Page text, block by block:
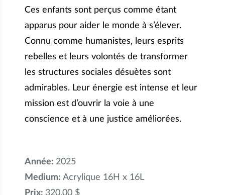
Ces enfants sont perçus comme étant
apparus pour aider le monde à s’élever.
Connu comme humanistes, leurs esprits
rebelles et leurs volontés de transformer
les structures sociales désuètes sont
admirables. Leur énergie est intense et leur
mission est d’ouvrir la voie à une
conscience et à une justice améliorées.
Année:2025
Medium:Acrylique 16H x 16L
Prix: 320.00 $